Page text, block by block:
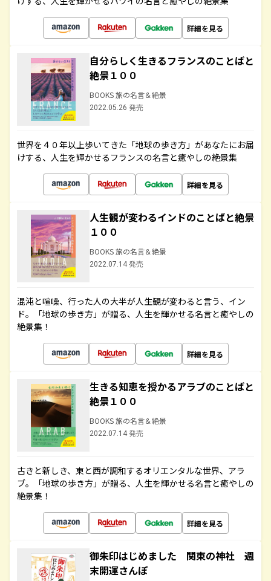
詳細を見る
自分らしく生きるフランスのことばと
絶景１００
BOOKS 旅の名言＆絶景
2022.05.26 発売
世界を４０年以上歩いてきた「地球の歩き方」があなたにお届
けする、人生を輝かせるフランスの名言と癒やしの絶景集
詳細を見る
人生観が変わるインドのことばと絶景
１００
BOOKS 旅の名言＆絶景
2022.07.14 発売
混沌と喧噪、行った人の大半が人生観が変わると言う、イン
ド。「地球の歩き方」が贈る、人生を輝かせる名言と癒やしの
絶景集！
詳細を見る
生きる知恵を授かるアラブのことばと
絶景１００
BOOKS 旅の名言＆絶景
2022.07.14 発売
古きと新しき、東と西が調和するオリエンタルな世界、アラ
ブ。「地球の歩き方」が贈る、人生を輝かせる名言と癒やしの
絶景集！
詳細を見る
御朱印はじめました 関東の神社 週
末開運さんぽ